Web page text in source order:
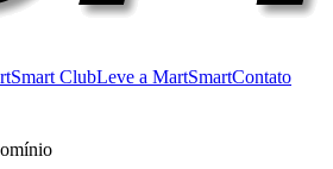
ClubLeve a MartSmartContato